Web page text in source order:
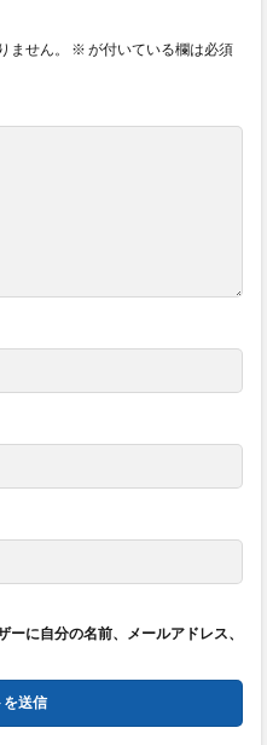
ません。 ※ が付いている欄は必須
に自分の名前、メールアドレス、